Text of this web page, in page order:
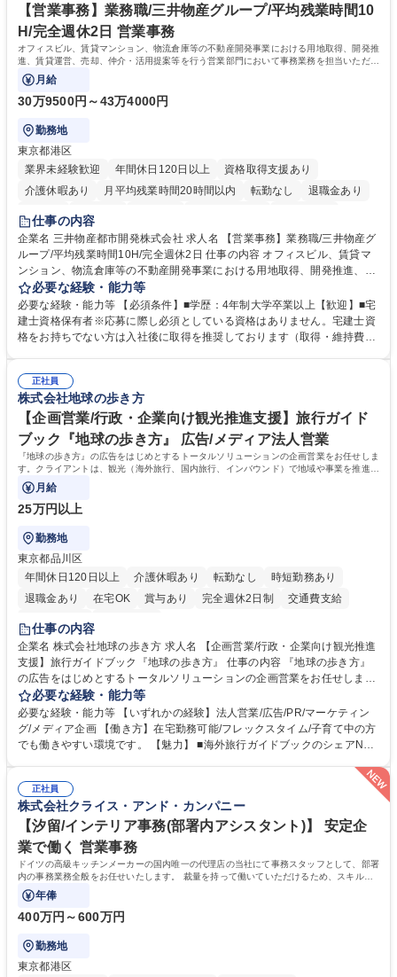
■土日祝休みで、プライベートと両立しながら専門スキルを磨ける環境で
す。 学歴・資格 学歴：大学院 大学 高専 短大 専修学校 高校 語学力： 資
格：
【営業事務】業務職/三井物産グループ/平均残業時間10
H/完全週休2日 営業事務
オフィスビル、賃貸マンション、物流倉庫等の不動産開発事業における用地取得、開発推
進、賃貸運営、売却、仲介・活用提案等を行う営業部門において事務業務を担当いただき
ます。
月給
30万9500円～43万4000円
勤務地
東京都港区
業界未経験歓迎
年間休日120日以上
資格取得支援あり
介護休暇あり
月平均残業時間20時間以内 転勤なし
退職金あり
在宅OK
賞与あり
駅近5分以内
土日祝休み 寮・社宅あり
仕事の内容
企業名 三井物産都市開発株式会社 求人名 【営業事務】業務職/三井物産グ
ループ/平均残業時間10H/完全週休2日 仕事の内容 オフィスビル、賃貸マ
ンション、物流倉庫等の不動産開発事業における用地取得、開発推進、賃
貸運営、売却、仲介・活用提案等を行う営業部門において事務業務を担当
いただきます。 【詳細】・契約書管理、契約書製本、捺印対応、ファイリ
ング、登記簿取得、調書取得・支払業務（各種費用支払、支払管理、請
求・支払データ登録、取引先マスター申請対応）・予算作成及び予実管
の他に担当頂く業務が発生する場合があります。 募集職種 【営業事務】
業務職/三井物産グループ/平均残業時間10H/完全週休2日
必要な経験・能力等
必要な経験・能力等 【必須条件】■学歴：4年制大学卒業以上【歓迎】■宅
建士資格保有者※応募に際し必須としている資格はありません。宅建士資
格をお持ちでない方は入社後に取得を推奨しております（取得・維持費用
ション力がある方。 ・チャレンジを厭わず、粘り強く業務に取り組める
方。多様な関係者と謙虚に信頼関係を構築でき、期限を意識したスケジュ
ール管理が出来る方。※将来的に他部署（営業部門、コーポレート部門）
へのジョブローテーションの可能性があります。 学歴・資格 学歴：大学
院 大学 語学力： 資格：宅地建物取引士
正社員
株式会社地球の歩き方
【企画営業/行政・企業向け観光推進支援】旅行ガイド
ブック『地球の歩き方』 広告/メディア法人営業
『地球の歩き方』の広告をはじめとするトータルソリューションの企画営業をお任せしま
す。クライアントは、観光（海外旅行、国内旅行、インバウンド）で地域や事業を推進し
たい国内外の行政や企業です。
月給
25万円以上
勤務地
東京都品川区
年間休日120日以上
介護休暇あり 転勤なし
時短勤務あり
退職金あり
在宅OK 賞与あり 完全週休2日制
交通費支給
駅近5分以内
仕事の内容
企業名 株式会社地球の歩き方 求人名 【企画営業/行政・企業向け観光推進
支援】旅行ガイドブック『地球の歩き方』 仕事の内容 『地球の歩き方』
の広告をはじめとするトータルソリューションの企画営業をお任せしま
す。クライアントは、観光（海外旅行、国内旅行、インバウンド）で地域
や事業を推進したい国内外の行政や企業です。 【業務詳細】■『地球の歩
き方』は海外旅行ガイドブックのNo.1ブランドであり、国内旅行において
も牽引しております。観光推進支援においても、業界を牽引する意欲的な
国策事業です。「GOOD LUCK TRIP」は、海外旅行ガイドブックと同様
に、インバウンドのトップブランドに成長しております■旅が業務であ
り、日常です。旅好きにはこれ以上ない環境です 募集職種 【企画営業/行
政・企業向け観光推進支援】旅行ガイドブック『地球の歩き方』
必要な経験・能力等
必要な経験・能力等 【いずれかの経験】法人営業/広告/PR/マーケティン
グ/メディア企画 【働き方】在宅勤務可能/フレックスタイム/子育て中の方
でも働きやすい環境です。 【魅力】 ■海外旅行ガイドブックのシェアNo.1
ることが可能です。 ■国内旅行ガイドブックは立ち上げ間もない新規事業
であり、「地球の歩き方」としてどう取り組むか、共に形を作るコアメン
バーとして活躍いただきます。 学歴・資格 学歴：大学院 大学 語学力： 資
格：
正社員
株式会社クライス・アンド・カンパニー
【汐留/インテリア事務(部署内アシスタント)】 安定企
業で働く 営業事務
ドイツの高級キッチンメーカーの国内唯一の代理店の当社にて事務スタッフとして、部署
内の事務業務全般をお任せいたします。 裁量を持って働いていただけるため、スキルア
ップも可能です。
年俸
400万円～600万円
勤務地
東京都港区